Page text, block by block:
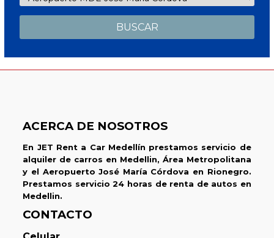
ACERCA DE NOSOTROS
En JET Rent a Car Medellín prestamos servicio de
alquiler de carros en Medellin, Área Metropolitana
y el Aeropuerto José María Córdova en Rionegro.
Prestamos servicio 24 horas de renta de autos en
Medellin.
CONTACTO